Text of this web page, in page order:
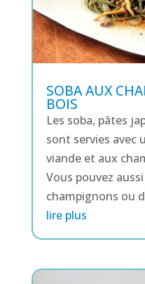
SOBA AUX
BOIS
Les soba, pâtes
sont servies avec
viande et aux
Vous pouvez
champignons ou
lire plus